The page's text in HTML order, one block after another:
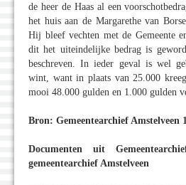
de heer de Haas al een
het huis aan de Margarethe van
Hij bleef vechten met de Gemeente
dit het uiteindelijke bedrag is
beschreven. In ieder geval is wel
wint, want in plaats van 25.000
mooi 48.000 gulden en 1.000 gulden
Bron: Gemeentearchief Amstelveen
Documenten uit
gemeentearchief Amstelveen